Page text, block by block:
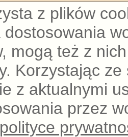
z plików
mogą też z
Korzystając
z aktualnymi
przez
polityce